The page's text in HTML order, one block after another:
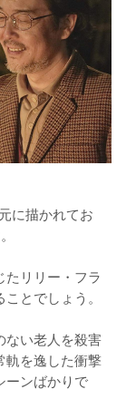
に描かれてお
リリー・フラ
とでしょう。
ない老人を殺害
軌を逸した衝撃
ーンばかりで